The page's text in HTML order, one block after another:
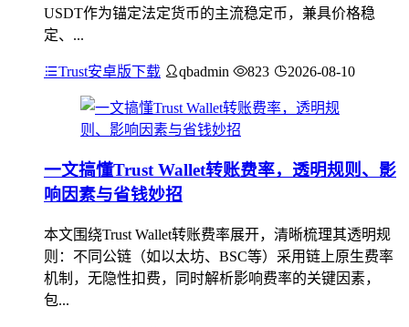
USDT作为锚定法定货币的主流稳定币，兼具价格稳
定、...
Trust安卓版下载 qbadmin 823 2026-08-10
一文搞懂Trust Wallet转账费率，透明规则、影
响因素与省钱妙招
本文围绕Trust Wallet转账费率展开，清晰梳理其透明规
则：不同公链（如以太坊、BSC等）采用链上原生费率
机制，无隐性扣费，同时解析影响费率的关键因素，
包...